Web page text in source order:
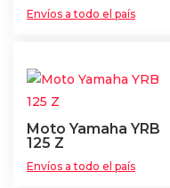
Envíos a todo el país
Moto Yamaha YRB
125 Z
Envíos a todo el país